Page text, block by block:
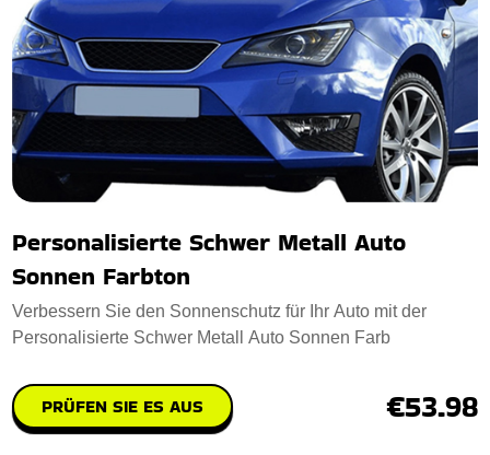
Personalisierte Schwer Metall Auto
Sonnen Farbton
Verbessern Sie den Sonnenschutz für Ihr Auto mit der
Personalisierte Schwer Metall Auto Sonnen Farb
PRÜFEN SIE ES AUS €53.98